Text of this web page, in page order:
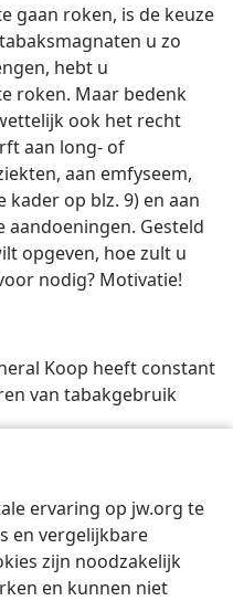
ervaring op jw.org te
en vergelijkbare
zijn noodzakelijk
en kunnen niet
gaan roken, is de keuze
u zo
hebt u
roken. Maar bedenk
ook het recht
aan long- of
aan emfyseem,
kader op blz. 9) en aan
aandoeningen. Gesteld
opgeven, hoe zult u
nodig? Motivatie!
Koop heeft constant
van tabakgebruik